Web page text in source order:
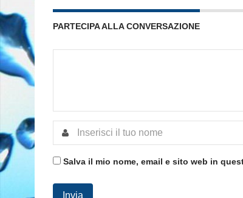
PARTECIPA ALLA CONVERSAZIONE
Salva il mio nome, email e sito web in